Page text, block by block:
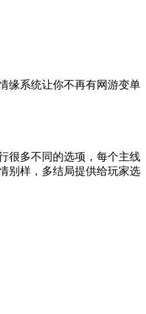
缘系统让你不再有网游变单
很多不同的选项，每个主线
别样，多结局提供给玩家选